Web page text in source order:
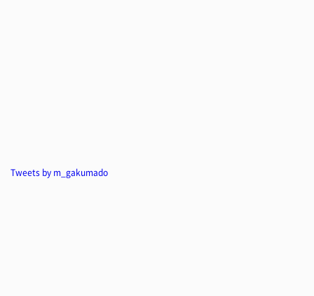
Tweets by m_gakumado